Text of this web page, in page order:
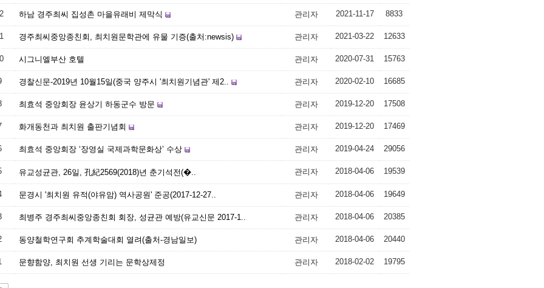
하남 경주최씨 집성촌 마을유래비 제막식 관리자 2021-11-17 8833
경주최씨중앙종친회, 최치원문학관에 유물 기증(출처:newsis) 관리자 2021-03-22 12633
시그니엘부산 호텔 관리자 2020-07-31 15763
경찰신문-2019년 10월15일(중국 양주시 '최치원기념관' 제2.. 관리자 2020-02-10 16685
최효석 중앙회장 윤상기 하동군수 방문 관리자 2019-12-20 17508
화개동천과 최치원 출판기념회 관리자 2019-12-20 17469
최효석 중앙회장 ‘장영실 국제과학문화상’ 수상 관리자 2019-04-24 29056
유교성균관, 26일, 孔紀2569(2018)년 춘기석전(�.. 관리자 2018-04-06 19539
문경시 '최치원 유적(야유암) 역사공원' 준공(2017-12-27.. 관리자 2018-04-06 19649
최병주 경주최씨중앙종친회 회장, 성균관 예방(유교신문 2017-1.. 관리자 2018-04-06 20385
동양철학연구회 추계학술대회 열려(출처-경남일보) 관리자 2018-04-06 20440
문향함양, 최치원 선생 기리는 문학상제정 관리자 2018-02-02 19795